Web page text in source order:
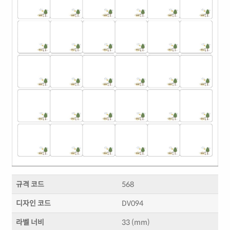
규격 코드 568
디자인 코드 DV094
라벨 너비 33 (mm)